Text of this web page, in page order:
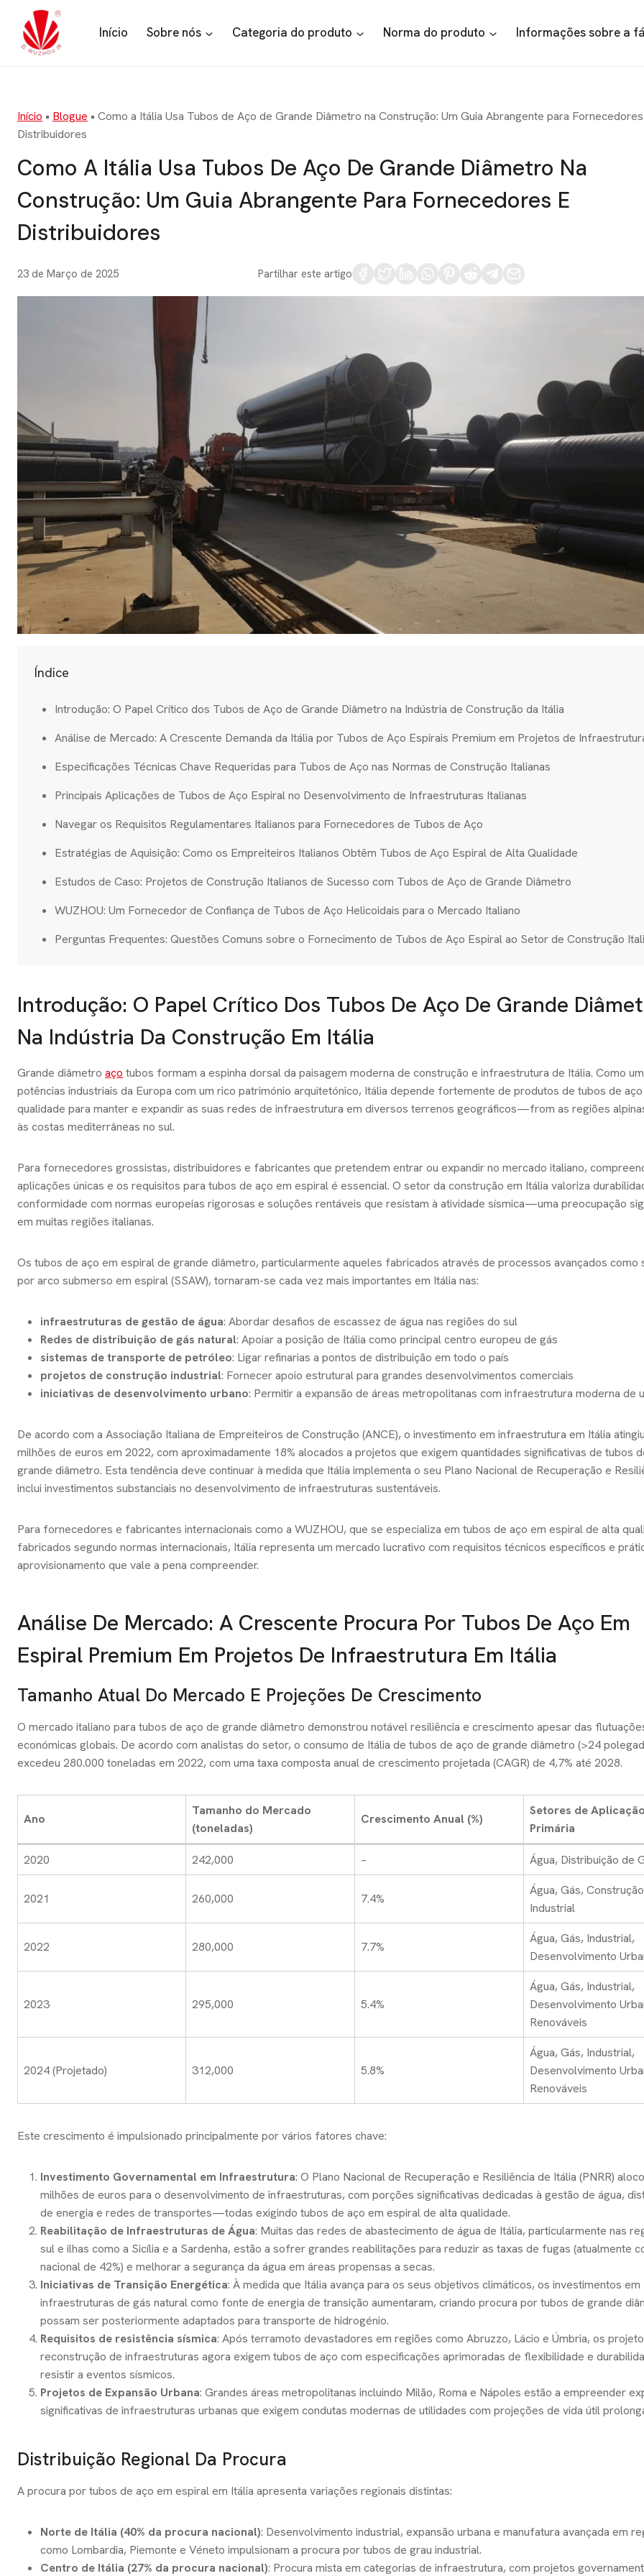
Início Sobre nós Categoria do produto Norma do produto Informações sobre a
Início • Blogue • Como a Itália Usa Tubos de Aço de Grande Diâmetro na Construção: Um Guia Abrangente para
Distribuidores
Como A Itália Usa Tubos De Aço De Grande Diâmetro Na
Construção: Um Guia Abrangente Para Fornecedores E
Distribuidores
23 de Março de 2025 Partilhar este artigo
Índice
Introdução: O Papel Crítico dos Tubos de Aço de Grande Diâmetro na Indústria de Construção da Itália
Análise de Mercado: A Crescente Demanda da Itália por Tubos de Aço Espirais Premium em Projetos de
Especificações Técnicas Chave Requeridas para Tubos de Aço nas Normas de Construção Italianas
Principais Aplicações de Tubos de Aço Espiral no Desenvolvimento de Infraestruturas Italianas
Navegar os Requisitos Regulamentares Italianos para Fornecedores de Tubos de Aço
Estratégias de Aquisição: Como os Empreiteiros Italianos Obtêm Tubos de Aço Espiral de Alta Qualidade
Estudos de Caso: Projetos de Construção Italianos de Sucesso com Tubos de Aço de Grande Diâmetro
WUZHOU: Um Fornecedor de Confiança de Tubos de Aço Helicoidais para o Mercado Italiano
Perguntas Frequentes: Questões Comuns sobre o Fornecimento de Tubos de Aço Espiral ao Setor de Construção
Introdução: O Papel Crítico Dos Tubos De Aço De Grande
Na Indústria Da Construção Em Itália
Grande diâmetro aço tubos formam a espinha dorsal da paisagem moderna de construção e infraestrutura de Itália. Como
potências industriais da Europa com um rico património arquitetónico, Itália depende fortemente de produtos de tubos de
qualidade para manter e expandir as suas redes de infraestrutura em diversos terrenos geográficos—from as regiões
às costas mediterrâneas no sul.
Para fornecedores grossistas, distribuidores e fabricantes que pretendem entrar ou expandir no mercado italiano,
aplicações únicas e os requisitos para tubos de aço em espiral é essencial. O setor da construção em Itália valoriza
conformidade com normas europeias rigorosas e soluções rentáveis que resistam à atividade sísmica—uma preocupação
em muitas regiões italianas.
Os tubos de aço em espiral de grande diâmetro, particularmente aqueles fabricados através de processos avançados como
por arco submerso em espiral (SSAW), tornaram-se cada vez mais importantes em Itália nas:
infraestruturas de gestão de água: Abordar desafios de escassez de água nas regiões do sul
Redes de distribuição de gás natural: Apoiar a posição de Itália como principal centro europeu de gás
sistemas de transporte de petróleo: Ligar refinarias a pontos de distribuição em todo o país
projetos de construção industrial: Fornecer apoio estrutural para grandes desenvolvimentos comerciais
iniciativas de desenvolvimento urbano: Permitir a expansão de áreas metropolitanas com infraestrutura moderna de
De acordo com a Associação Italiana de Empreiteiros de Construção (ANCE), o investimento em infraestrutura em Itália
milhões de euros em 2022, com aproximadamente 18% alocados a projetos que exigem quantidades significativas de tubos
grande diâmetro. Esta tendência deve continuar à medida que Itália implementa o seu Plano Nacional de Recuperação e
inclui investimentos substanciais no desenvolvimento de infraestruturas sustentáveis.
Para fornecedores e fabricantes internacionais como a WUZHOU, que se especializa em tubos de aço em espiral de alta
fabricados segundo normas internacionais, Itália representa um mercado lucrativo com requisitos técnicos específicos e
aprovisionamento que vale a pena compreender.
Análise De Mercado: A Crescente Procura Por Tubos De Aço Em
Espiral Premium Em Projetos De Infraestrutura Em Itália
Tamanho Atual Do Mercado E Projeções De Crescimento
O mercado italiano para tubos de aço de grande diâmetro demonstrou notável resiliência e crescimento apesar das
económicas globais. De acordo com analistas do setor, o consumo de Itália de tubos de aço de grande diâmetro (>24
excedeu 280.000 toneladas em 2022, com uma taxa composta anual de crescimento projetada (CAGR) de 4,7% até 2028.
Ano
Tamanho do Mercado
(toneladas)
Crescimento Anual (%)
Setores de Aplicação
Primária
2020 242,000 – Água, Distribuição de
2021 260,000 7.4%
Água, Gás, Construção
Industrial
2022 280,000 7.7%
Água, Gás, Industrial,
Desenvolvimento
2023 295,000 5.4%
Água, Gás, Industrial,
Desenvolvimento
Renováveis
2024 (Projetado) 312,000 5.8%
Água, Gás, Industrial,
Desenvolvimento
Renováveis
Este crescimento é impulsionado principalmente por vários fatores chave:
Investimento Governamental em Infraestrutura: O Plano Nacional de Recuperação e Resiliência de Itália (PNRR)
milhões de euros para o desenvolvimento de infraestruturas, com porções significativas dedicadas à gestão de água,
de energia e redes de transportes—todas exigindo tubos de aço em espiral de alta qualidade.
Reabilitação de Infraestruturas de Água: Muitas das redes de abastecimento de água de Itália, particularmente nas
sul e ilhas como a Sicília e a Sardenha, estão a sofrer grandes reabilitações para reduzir as taxas de fugas (atualmente
nacional de 42%) e melhorar a segurança da água em áreas propensas a secas.
Iniciativas de Transição Energética: À medida que Itália avança para os seus objetivos climáticos, os investimentos em
infraestruturas de gás natural como fonte de energia de transição aumentaram, criando procura por tubos de grande
possam ser posteriormente adaptados para transporte de hidrogénio.
Requisitos de resistência sísmica: Após terramoto devastadores em regiões como Abruzzo, Lácio e Úmbria, os
reconstrução de infraestruturas agora exigem tubos de aço com especificações aprimoradas de flexibilidade e
resistir a eventos sísmicos.
Projetos de Expansão Urbana: Grandes áreas metropolitanas incluindo Milão, Roma e Nápoles estão a empreender
significativas de infraestruturas urbanas que exigem condutas modernas de utilidades com projeções de vida útil
Distribuição Regional Da Procura
A procura por tubos de aço em espiral em Itália apresenta variações regionais distintas:
Norte de Itália (40% da procura nacional): Desenvolvimento industrial, expansão urbana e manufatura avançada em
como Lombardia, Piemonte e Véneto impulsionam a procura por tubos de grau industrial.
Centro de Itália (27% da procura nacional): Procura mista em categorias de infraestrutura, com projetos